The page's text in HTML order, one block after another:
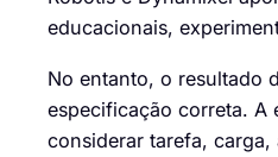
educacionais,
No entanto, o resultado
especificação correta. A
considerar tarefa,